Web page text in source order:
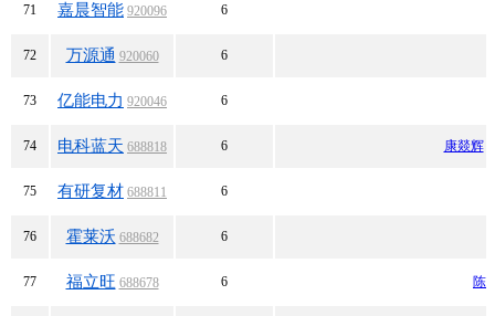
71 嘉晨智能 920096 6
72 万源通 920060 6
73 亿能电力 920046 6
74 电科蓝天 688818 6 康燚辉
75 有研复材 688811 6
76 霍莱沃 688682 6
77 福立旺 688678 6 陈